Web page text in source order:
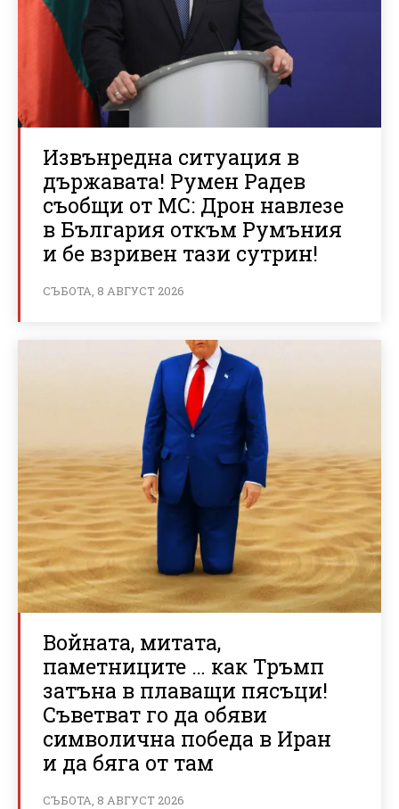
Извънредна ситуация в
държавата! Румен Радев
съобщи от МС: Дрон навлезе
в България откъм Румъния
и бе взривен тази сутрин!
СЪБОТА, 8 АВГУСТ 2026
Войната, митата,
паметниците … как Тръмп
затъна в плаващи пясъци!
Съветват го да обяви
символична победа в Иран
и да бяга от там
СЪБОТА, 8 АВГУСТ 2026